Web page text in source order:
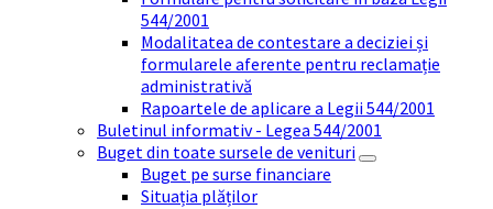
544/2001
Modalitatea de contestare a deciziei și
formularele aferente pentru reclamație
administrativă
Rapoartele de aplicare a Legii 544/2001
Buletinul informativ - Legea 544/2001
Buget din toate sursele de venituri
Buget pe surse financiare
Situația plăților